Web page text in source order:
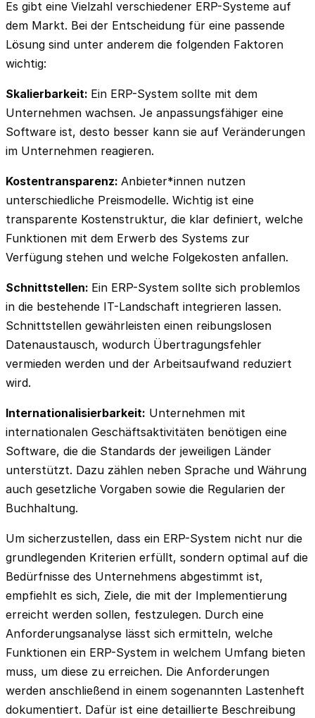
Es gibt eine Vielzahl verschiedener ERP-Systeme auf
dem Markt. Bei der Entscheidung für eine passende
Lösung sind unter anderem die folgenden Faktoren
wichtig:
Skalierbarkeit: Ein ERP-System sollte mit dem
Unternehmen wachsen. Je anpassungsfähiger eine
Software ist, desto besser kann sie auf Veränderungen
im Unternehmen reagieren.
Kostentransparenz: Anbieter*innen nutzen
unterschiedliche Preismodelle. Wichtig ist eine
transparente Kostenstruktur, die klar definiert, welche
Funktionen mit dem Erwerb des Systems zur
Verfügung stehen und welche Folgekosten anfallen.
Schnittstellen: Ein ERP-System sollte sich problemlos
in die bestehende IT-Landschaft integrieren lassen.
Schnittstellen gewährleisten einen reibungslosen
Datenaustausch, wodurch Übertragungsfehler
vermieden werden und der Arbeitsaufwand reduziert
wird.
Internationalisierbarkeit: Unternehmen mit
internationalen Geschäftsaktivitäten benötigen eine
Software, die die Standards der jeweiligen Länder
unterstützt. Dazu zählen neben Sprache und Währung
auch gesetzliche Vorgaben sowie die Regularien der
Buchhaltung.
Um sicherzustellen, dass ein ERP-System nicht nur die
grundlegenden Kriterien erfüllt, sondern optimal auf die
Bedürfnisse des Unternehmens abgestimmt ist,
empfiehlt es sich, Ziele, die mit der Implementierung
erreicht werden sollen, festzulegen. Durch eine
Anforderungsanalyse lässt sich ermitteln, welche
Funktionen ein ERP-System in welchem Umfang bieten
muss, um diese zu erreichen. Die Anforderungen
werden anschließend in einem sogenannten Lastenheft
dokumentiert. Dafür ist eine detaillierte Beschreibung